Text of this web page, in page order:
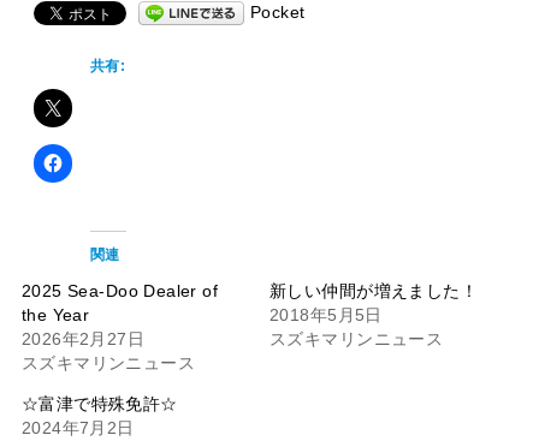
Pocket
共有:
関連
2025 Sea-Doo Dealer of
the Year
2026年2月27日
スズキマリンニュース
新しい仲間が増えました！
2018年5月5日
スズキマリンニュース
☆富津で特殊免許☆
2024年7月2日